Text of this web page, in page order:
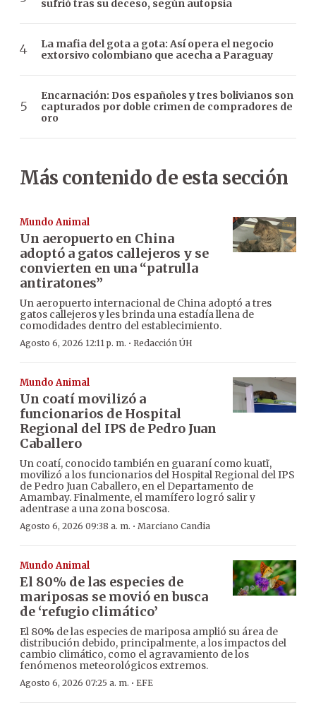
sufrió tras su deceso, según autopsia
La mafia del gota a gota: Así opera el negocio
extorsivo colombiano que acecha a Paraguay
Encarnación: Dos españoles y tres bolivianos son
capturados por doble crimen de compradores de
oro
Más contenido de esta sección
Mundo Animal
Un aeropuerto en China
adoptó a gatos callejeros y se
convierten en una “patrulla
antiratones”
Un aeropuerto internacional de China adoptó a tres
gatos callejeros y les brinda una estadía llena de
comodidades dentro del establecimiento.
Agosto 6, 2026 12:11 p. m. · Redacción ÚH
Mundo Animal
Un coatí movilizó a
funcionarios de Hospital
Regional del IPS de Pedro Juan
Caballero
Un coatí, conocido también en guaraní como kuatĩ,
movilizó a los funcionarios del Hospital Regional del IPS
de Pedro Juan Caballero, en el Departamento de
Amambay. Finalmente, el mamífero logró salir y
adentrase a una zona boscosa.
Agosto 6, 2026 09:38 a. m. · Marciano Candia
Mundo Animal
El 80% de las especies de
mariposas se movió en busca
de ‘refugio climático’
El 80% de las especies de mariposa amplió su área de
distribución debido, principalmente, a los impactos del
cambio climático, como el agravamiento de los
fenómenos meteorológicos extremos.
Agosto 6, 2026 07:25 a. m. · EFE